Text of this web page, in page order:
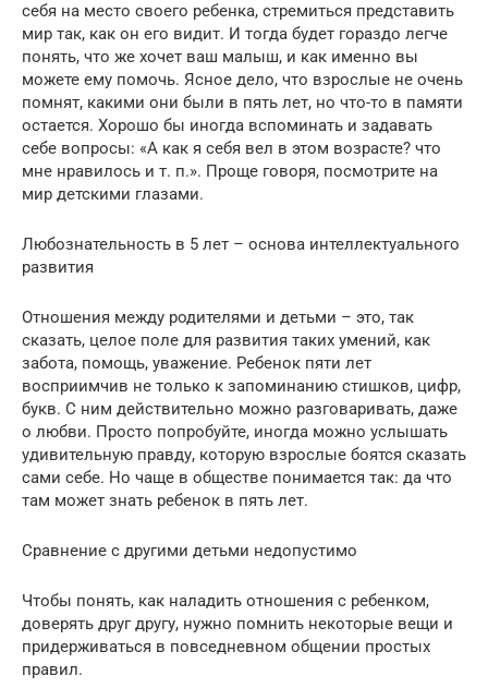
себя на место своего ребенка, стремиться представить
мир так, как он его видит. И тогда будет гораздо легче
понять, что же хочет ваш малыш, и как именно вы
можете ему помочь. Ясное дело, что взрослые не очень
помнят, какими они были в пять лет, но что-то в памяти
остается. Хорошо бы иногда вспоминать и задавать
себе вопросы: «А как я себя вел в этом возрасте? что
мне нравилось и т. п.». Проще говоря, посмотрите на
мир детскими глазами.
Любознательность в 5 лет – основа интеллектуального
развития
Отношения между родителями и детьми – это, так
сказать, целое поле для развития таких умений, как
забота, помощь, уважение. Ребенок пяти лет
восприимчив не только к запоминанию стишков, цифр,
букв. С ним действительно можно разговаривать, даже
о любви. Просто попробуйте, иногда можно услышать
удивительную правду, которую взрослые боятся сказать
сами себе. Но чаще в обществе понимается так: да что
там может знать ребенок в пять лет.
Сравнение с другими детьми недопустимо
Чтобы понять, как наладить отношения с ребенком,
доверять друг другу, нужно помнить некоторые вещи и
придерживаться в повседневном общении простых
правил.